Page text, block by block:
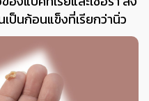
ป็นก้อนแข็งที่เรียกว่านิ่ว